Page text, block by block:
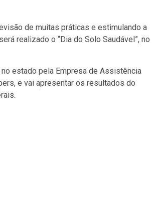
de muitas práticas e estimulando a
realizado o “Dia do Solo Saudável”, no
estado pela Empresa de Assistência
e vai apresentar os resultados do